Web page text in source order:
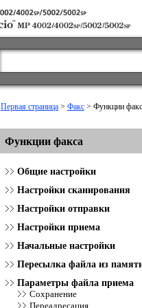
Первая страница > Факс > Функции
Функции факса
Общие настройки
Настройки сканирования
Настройки отправки
Настройки приема
Начальные настройки
Пересылка файла из
Параметры файла приема
Сохранение
Переадресация